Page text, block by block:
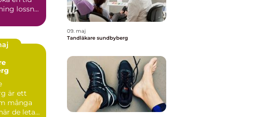
lossnar
är ett
många
de letar
09. maj
Tandläkare sundbyberg